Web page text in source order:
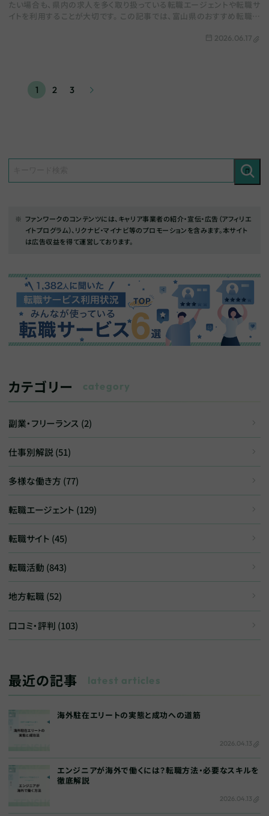
たい場合も、県内の求人を多く取り扱っている転職エージェントや転職サ
イトを利用することが大切です。 この記事では、富山県のおすすめ転職エ
2026.06.17
1 2 3
ファンワークのコンテンツには、キャリア事業者の紹介・宣伝・広告（アフィリエ
イトプログラム）、リクナビ・マイナビ等のプロモーションを含みます。本サイト
は広告収益を得て運営しております。
カテゴリー category
副業・フリーランス (2)
仕事別解説 (51)
多様な働き方 (77)
転職エージェント (129)
転職サイト (45)
転職活動 (843)
地方転職 (52)
口コミ・評判 (103)
最近の記事 latest articles
海外駐在エリートの実態と成功への道筋
2026.04.13
エンジニアが海外で働くには？転職方法・必要なスキルを
徹底解説
2026.04.13